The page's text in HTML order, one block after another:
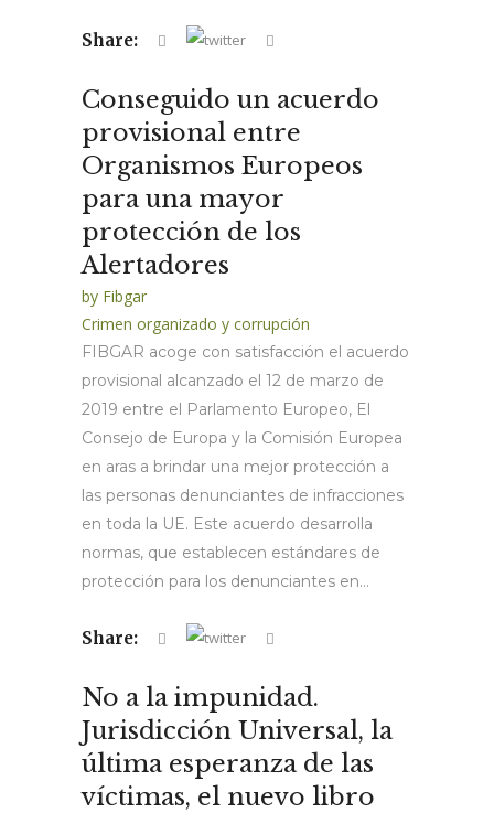
Share:
Conseguido un acuerdo
provisional entre
Organismos Europeos
para una mayor
protección de los
Alertadores
by Fibgar
Crimen organizado y corrupción
FIBGAR acoge con satisfacción el acuerdo
provisional alcanzado el 12 de marzo de
2019 entre el Parlamento Europeo, El
Consejo de Europa y la Comisión Europea
en aras a brindar una mejor protección a
las personas denunciantes de infracciones
en toda la UE. Este acuerdo desarrolla
normas, que establecen estándares de
protección para los denunciantes en...
Share:
No a la impunidad.
Jurisdicción Universal, la
última esperanza de las
víctimas, el nuevo libro